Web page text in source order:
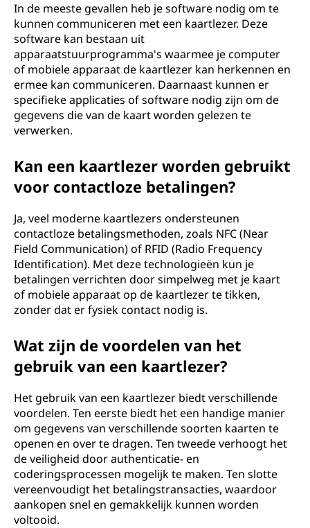
In de meeste gevallen heb je software nodig om te
kunnen communiceren met een kaartlezer. Deze
software kan bestaan uit
apparaatstuurprogramma's waarmee je computer
of mobiele apparaat de kaartlezer kan herkennen en
ermee kan communiceren. Daarnaast kunnen er
specifieke applicaties of software nodig zijn om de
gegevens die van de kaart worden gelezen te
verwerken.
Kan een kaartlezer worden gebruikt
voor contactloze betalingen?
Ja, veel moderne kaartlezers ondersteunen
contactloze betalingsmethoden, zoals NFC (Near
Field Communication) of RFID (Radio Frequency
Identification). Met deze technologieën kun je
betalingen verrichten door simpelweg met je kaart
of mobiele apparaat op de kaartlezer te tikken,
zonder dat er fysiek contact nodig is.
Wat zijn de voordelen van het
gebruik van een kaartlezer?
Het gebruik van een kaartlezer biedt verschillende
voordelen. Ten eerste biedt het een handige manier
om gegevens van verschillende soorten kaarten te
openen en over te dragen. Ten tweede verhoogt het
de veiligheid door authenticatie- en
coderingsprocessen mogelijk te maken. Ten slotte
vereenvoudigt het betalingstransacties, waardoor
aankopen snel en gemakkelijk kunnen worden
voltooid.